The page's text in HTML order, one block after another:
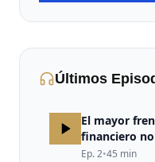
Últimos
El mayor
financiero
la estrategia,
Ep.2•45 min